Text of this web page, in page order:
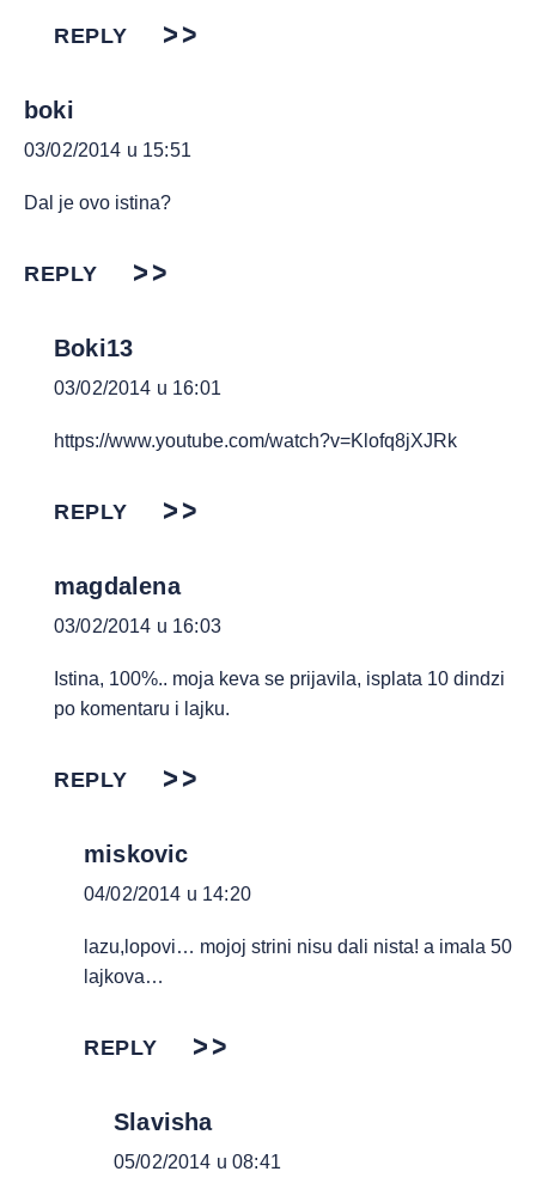
REPLY
boki
03/02/2014 u 15:51
Dal je ovo istina?
REPLY
Boki13
03/02/2014 u 16:01
https://www.youtube.com/watch?v=Klofq8jXJRk
REPLY
magdalena
03/02/2014 u 16:03
Istina, 100%.. moja keva se prijavila, isplata 10 dindzi
po komentaru i lajku.
REPLY
miskovic
04/02/2014 u 14:20
lazu,lopovi… mojoj strini nisu dali nista! a imala 50
lajkova…
REPLY
Slavisha
05/02/2014 u 08:41